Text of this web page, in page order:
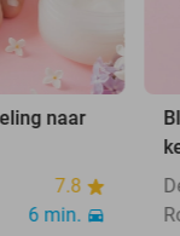
naar
7.8
6 min.